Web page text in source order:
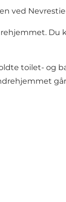
ved
Du
toilet- og